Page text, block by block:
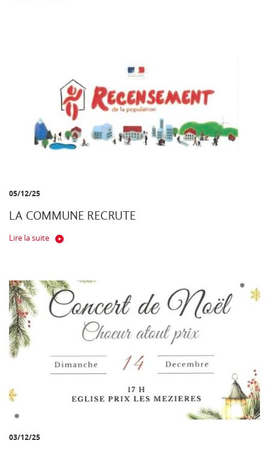
05/12/25
LA COMMUNE RECRUTE
Lire la suite
03/12/25